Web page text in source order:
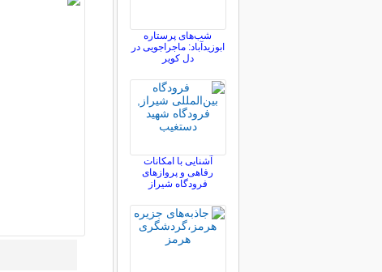
شب‌های پرستاره
ابوزیدآباد: ماجراجویی در
دل کویر
آشنایی با امکانات
رفاهی و پروازهای
فرودگاه شیراز